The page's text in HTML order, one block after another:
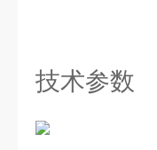
技术参数